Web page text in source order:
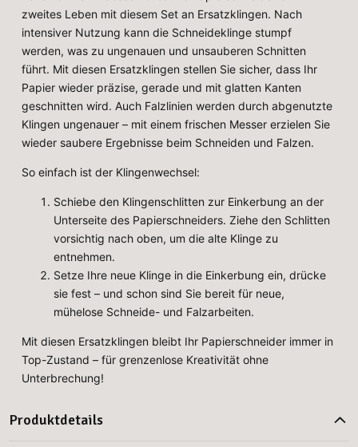
zweites Leben mit diesem Set an Ersatzklingen. Nach
intensiver Nutzung kann die Schneideklinge stumpf
werden, was zu ungenauen und unsauberen Schnitten
führt. Mit diesen Ersatzklingen stellen Sie sicher, dass Ihr
Papier wieder präzise, gerade und mit glatten Kanten
geschnitten wird. Auch Falzlinien werden durch abgenutzte
Klingen ungenauer – mit einem frischen Messer erzielen Sie
wieder saubere Ergebnisse beim Schneiden und Falzen.
So einfach ist der Klingenwechsel:
Schiebe den Klingenschlitten zur Einkerbung an der
Unterseite des Papierschneiders. Ziehe den Schlitten
vorsichtig nach oben, um die alte Klinge zu
entnehmen.
Setze Ihre neue Klinge in die Einkerbung ein, drücke
sie fest – und schon sind Sie bereit für neue,
mühelose Schneide- und Falzarbeiten.
Mit diesen Ersatzklingen bleibt Ihr Papierschneider immer in
Top-Zustand – für grenzenlose Kreativität ohne
Unterbrechung!
Produktdetails